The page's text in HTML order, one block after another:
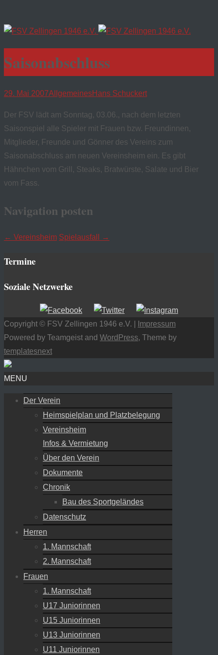
Saisonabschluss
29. Mai 2007AllgemeinesHans Schuckert
Der FSV lädt am Sonntag, 03.06., nach dem letzten
Saisonspiel alle Spieler mit Frauen bzw. Freundinnen,
Mitglieder, Freunde und Gönner des Vereins zum
Saisonabschluss am neuen Vereinsheim ein. Es gibt
Hähnchen vom Grill, Steaks, Bratwürste, Salate und Bier
vom Fass.
Navigation posten
← Vereinsheim Spielausfall →
Termine
Soziale Netzwerke
Copyright © FSV Zellingen 1946 e.V. |
Impressum
Powered by Teamgeist and WordPress, Theme by
templatesnext
MENU
Der Verein
Heimspielplan und Platzbelegung
Vereinsheim
Infos & Vermietung
Über den Verein
Dokumente
Chronik
Bau des Sportgeländes
Datenschutz
Herren
1. Mannschaft
2. Mannschaft
Frauen
1. Mannschaft
U17 Juniorinnen
U15 Juniorinnen
U13 Juniorinnen
U11 Juniorinnen